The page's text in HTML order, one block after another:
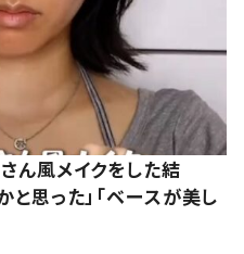
ん風メイクをした結
思った」「ベースが美し